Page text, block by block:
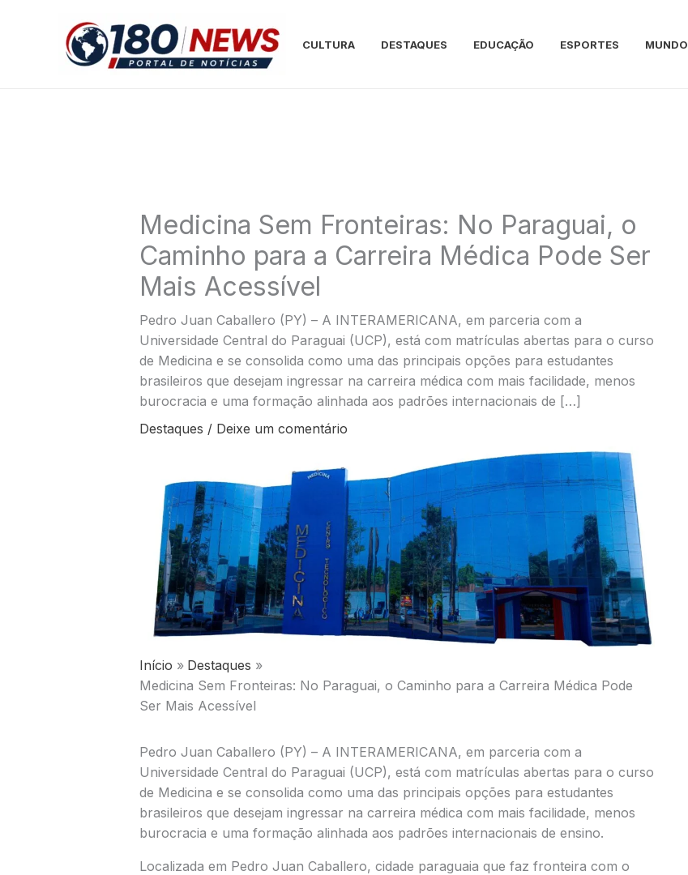
CULTURA DESTAQUES EDUCAÇÃO ESPORTES MUNDO
Medicina Sem Fronteiras: No Paraguai, o
Caminho para a Carreira Médica Pode Ser
Mais Acessível
Pedro Juan Caballero (PY) – A INTERAMERICANA, em parceria com a
Universidade Central do Paraguai (UCP), está com matrículas abertas para o curso
de Medicina e se consolida como uma das principais opções para estudantes
brasileiros que desejam ingressar na carreira médica com mais facilidade, menos
burocracia e uma formação alinhada aos padrões internacionais de […]
Destaques / Deixe um comentário
Início
Destaques
Medicina Sem Fronteiras: No Paraguai, o Caminho para a Carreira Médica Pode
Ser Mais Acessível
Pedro Juan Caballero (PY) – A INTERAMERICANA, em parceria com a
Universidade Central do Paraguai (UCP), está com matrículas abertas para o curso
de Medicina e se consolida como uma das principais opções para estudantes
brasileiros que desejam ingressar na carreira médica com mais facilidade, menos
burocracia e uma formação alinhada aos padrões internacionais de ensino.
Localizada em Pedro Juan Caballero, cidade paraguaia que faz fronteira com o